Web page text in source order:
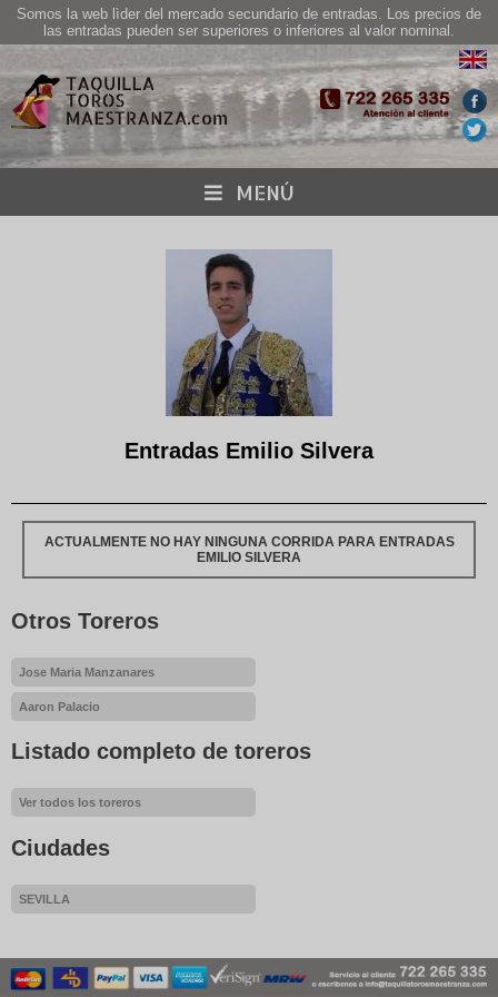
Somos la web lìder del mercado secundario de entradas. Los precios de
las entradas pueden ser superiores o inferiores al valor nominal.
MENÚ
Entradas Emilio Silvera
ACTUALMENTE NO HAY NINGUNA CORRIDA PARA ENTRADAS
EMILIO SILVERA
Otros Toreros
Jose Maria Manzanares
Aaron Palacio
Listado completo de toreros
Ver todos los toreros
Ciudades
SEVILLA